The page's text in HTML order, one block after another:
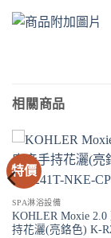
相關商品
特價
SPA淋浴設備
KOHLER Moxie 2.0
持花灑(亮鉻色) K-